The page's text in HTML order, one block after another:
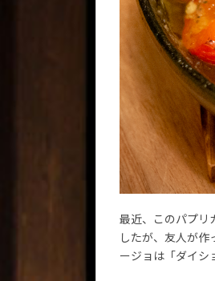
最近、このパプリ
したが、友人が
ージョは「ダイ